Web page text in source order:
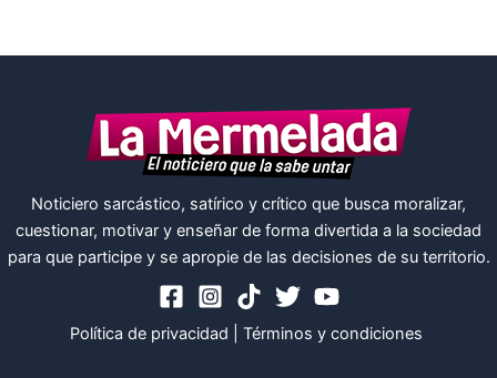
Noticiero sarcástico, satírico y crítico que busca moralizar,
cuestionar, motivar y enseñar de forma divertida a la sociedad
para que participe y se apropie de las decisiones de su territorio.
Política de privacidad Términos y condiciones